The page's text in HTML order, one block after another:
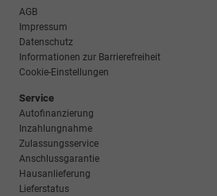
AGB
Impressum
Datenschutz
Informationen zur Barrierefreiheit
Cookie-Einstellungen
Service
Autofinanzierung
Inzahlungnahme
Zulassungsservice
Anschlussgarantie
Hausanlieferung
Lieferstatus